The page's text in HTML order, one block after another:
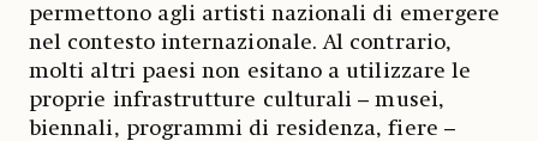
permettono agli artisti nazionali di emergere
nel contesto internazionale. Al contrario,
molti altri paesi non esitano a utilizzare le
proprie infrastrutture culturali – musei,
biennali, programmi di residenza, fiere –